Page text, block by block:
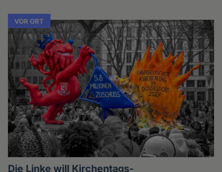
VOR ORT
Die Linke will Kirchentags-